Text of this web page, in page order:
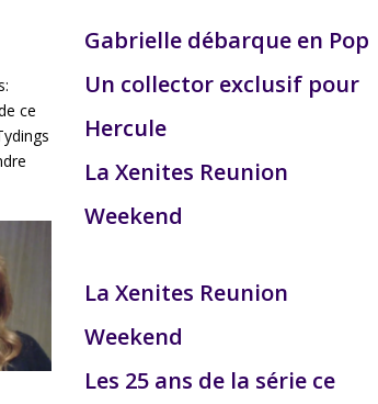
ce
Gabrielle débarque en Pop
Un collector exclusif pour
Hercule
La Xenites Reunion
Weekend
La Xenites Reunion
Weekend
Les 25 ans de la série ce